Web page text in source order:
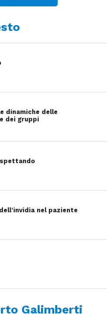
dinamiche delle
dei gruppi
nel paziente
Galimberti